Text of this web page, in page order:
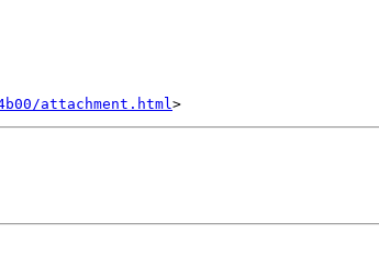
attachment.html